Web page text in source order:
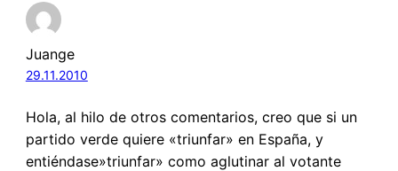
Juange
29.11.2010
Hola, al hilo de otros comentarios, creo que si un
partido verde quiere «triunfar» en España, y
entiéndase»triunfar» como aglutinar al votante